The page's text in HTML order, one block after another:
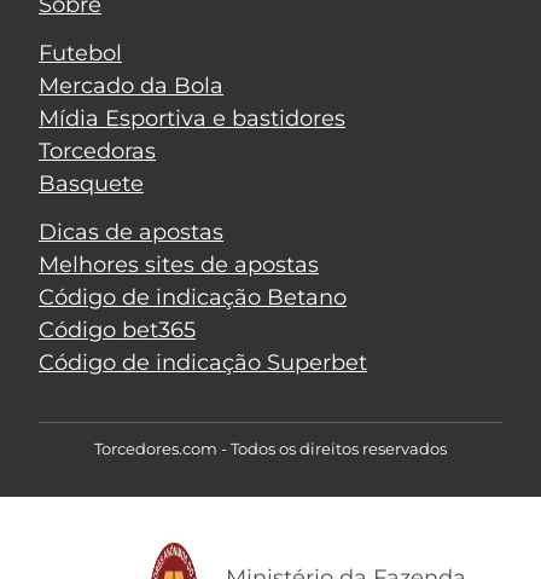
Futebol
Mercado da Bola
Mídia Esportiva e bastidores
Torcedoras
Basquete
Dicas de apostas
Melhores sites de apostas
Código de indicação Betano
Código bet365
Código de indicação Superbet
Torcedores.com - Todos os direitos reservados